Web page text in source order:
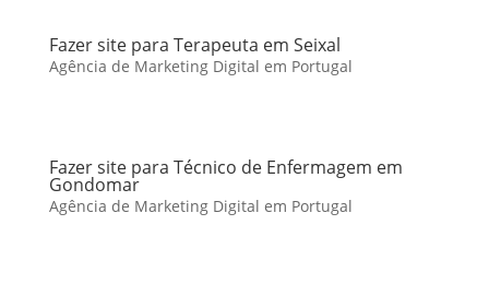
Fazer site para Terapeuta em Seixal
Agência de Marketing Digital em Portugal
Fazer site para Técnico de Enfermagem em
Gondomar
Agência de Marketing Digital em Portugal